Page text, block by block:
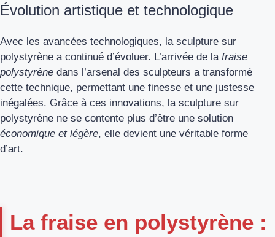
Évolution artistique et technologique
Avec les avancées technologiques, la sculpture sur
polystyrène a continué d’évoluer. L’arrivée de la fraise
polystyrène dans l’arsenal des sculpteurs a transformé
cette technique, permettant une finesse et une justesse
inégalées. Grâce à ces innovations, la sculpture sur
polystyrène ne se contente plus d’être une solution
économique et légère, elle devient une véritable forme
d’art.
La fraise en polystyrène :